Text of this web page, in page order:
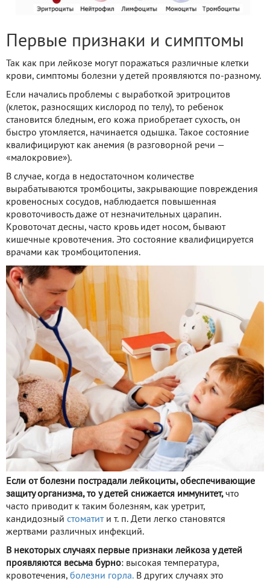
Первые признаки и симптомы
Так как при лейкозе могут поражаться различные клетки
крови, симптомы болезни у детей проявляются по-разному.
Если начались проблемы с выработкой эритроцитов
(клеток, разносящих кислород по телу), то ребенок
становится бледным, его кожа приобретает сухость, он
быстро утомляется, начинается одышка. Такое состояние
квалифицируют как анемия (в разговорной речи —
«малокровие»).
В случае, когда в недостаточном количестве
вырабатываются тромбоциты, закрывающие повреждения
кровеносных сосудов, наблюдается повышенная
кровоточивость даже от незначительных царапин.
Кровоточат десны, часто кровь идет носом, бывают
кишечные кровотечения. Это состояние квалифицируется
врачами как тромбоцитопения.
Если от болезни пострадали лейкоциты, обеспечивающие
защиту организма, то у детей снижается иммунитет,что
часто приводит к таким болезням, как уретрит,
кандидозный стоматити т. п. Дети легко становятся
жертвами различных инфекций.
В некоторых случаях первые признаки лейкоза у детей
проявляются весьма бурно: высокая температура,
кровотечения, болезни горла. В других случаях это